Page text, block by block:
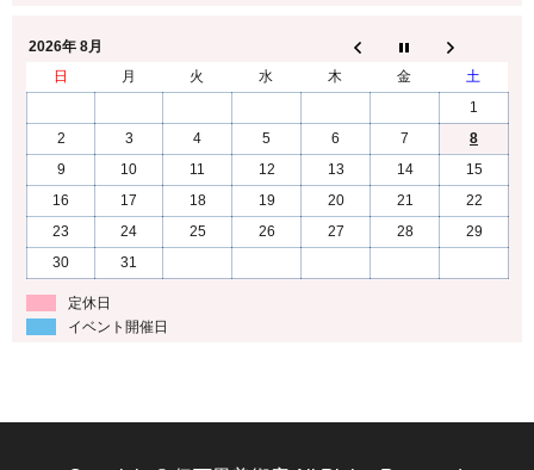
2026年 8月
日
月 火 水 木 金
土
1
2
3 4 5 6 7
8
9
10 11 12 13 14
15
16
17 18 19 20 21
22
23
24 25 26 27 28
29
30
31
定休日
イベント開催日